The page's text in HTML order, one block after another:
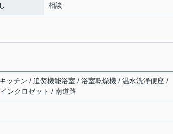
相談
ッチン / 追焚機能浴室 / 浴室乾燥機 / 温水洗浄便座 /
ンクロゼット / 南道路